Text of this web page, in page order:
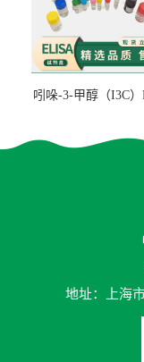
吲哚-3-甲醇（I3C
地址：上海